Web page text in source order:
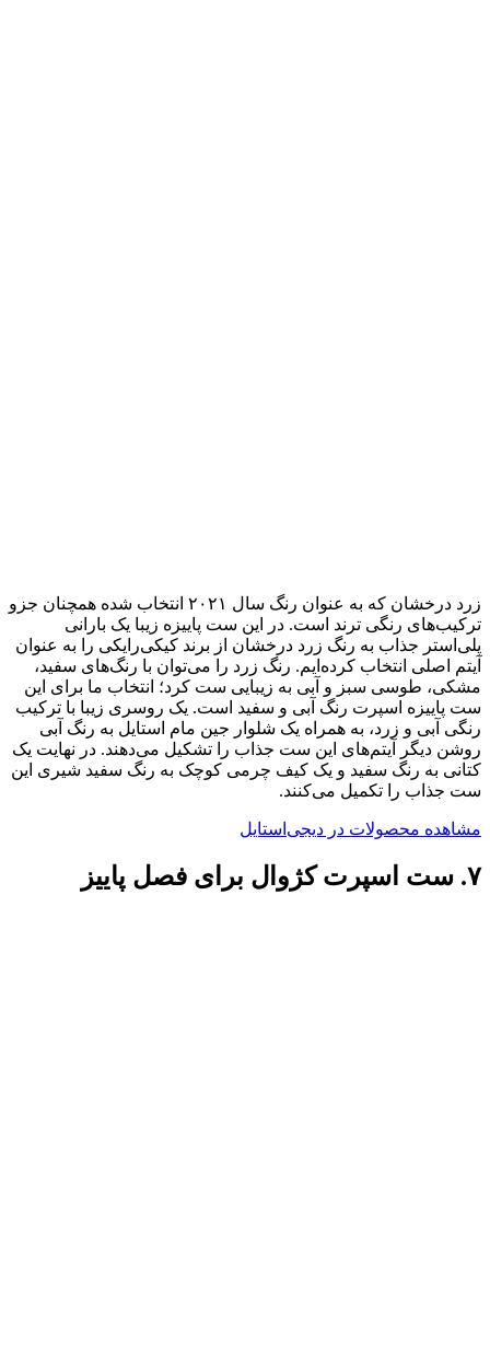
زرد درخشان که به عنوان رنگ سال ۲۰۲۱ انتخاب شده همچنان جزو
ترکیب‌های رنگی ترند است. در این ست پاییزه زیبا یک بارانی
پلی‌استر جذاب به رنگ زرد درخشان از برند کیکی‌رایکی را به عنوان
آیتم اصلی انتخاب کرده‌ایم. رنگ زرد را می‌توان با رنگ‌های سفید،
مشکی، طوسی سبز و آبی به زیبایی ست کرد؛ انتخاب ما برای این
ست پاییزه اسپرت رنگ آبی و سفید است. یک روسری زیبا با ترکیب
رنگی آبی و زرد، به همراه یک شلوار جین مام استایل به رنگ آبی
روشن دیگر آیتم‌های این ست جذاب را تشکیل می‌دهند. در نهایت یک
کتانی به رنگ سفید و یک کیف چرمی کوچک به رنگ سفید شیری این
ست جذاب را تکمیل می‌کنند.
مشاهده محصولات در دیجی‌استایل
۷. ست اسپرت کژوال برای فصل پاییز